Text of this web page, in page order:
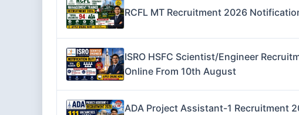
RCFL MT Recruitment 2026
ISRO HSFC Scientist/Engineer
Online From 10th August
ADA Project Assistant-1 Recruitment